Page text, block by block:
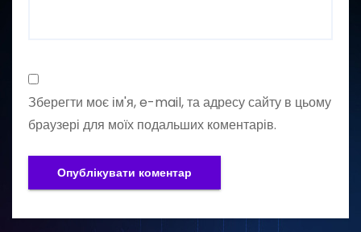
Зберегти моє ім'я, e-mail, та адресу сайту в цьому
браузері для моїх подальших коментарів.